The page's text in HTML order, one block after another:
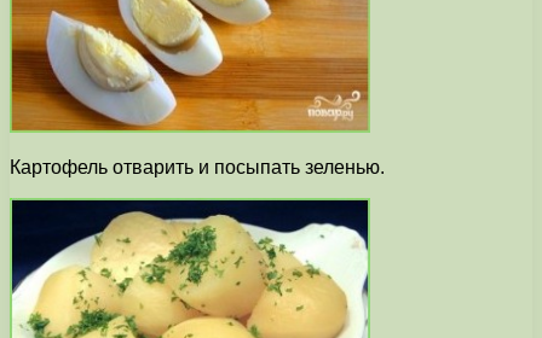
Картофель отварить и посыпать зеленью.